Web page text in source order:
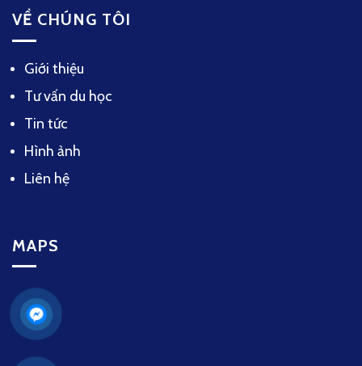
VỀ CHÚNG TÔI
Giới thiệu
Tư vấn du học
Tin tức
Hình ảnh
Liên hệ
MAPS